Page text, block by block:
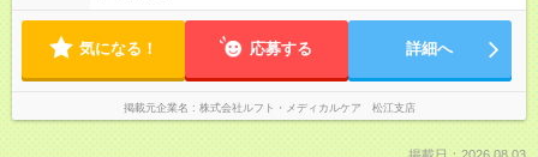
気になる！ 応募する 詳細へ
掲載元企業名 株式会社ルフト・メディカルケア 松江支店